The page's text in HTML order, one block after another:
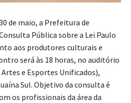
de maio, a Prefeitura de
Pública sobre a Lei Paulo
aos produtores culturais e
será às 18 horas, no auditório
e Esportes Unificados),
Sul. Objetivo da consulta é
os profissionais da área da